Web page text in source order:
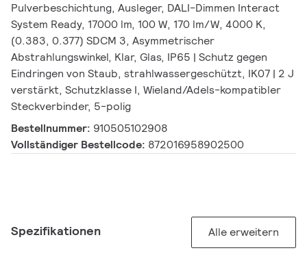
Pulverbeschichtung, Ausleger, DALI-Dimmen Interact
System Ready, 17000 lm, 100 W, 170 lm/W, 4000 K,
(0.383, 0.377) SDCM 3, Asymmetrischer
Abstrahlungswinkel, Klar, Glas, IP65 | Schutz gegen
Eindringen von Staub, strahlwassergeschützt, IK07 | 2 J
verstärkt, Schutzklasse I, Wieland/Adels-kompatibler
Steckverbinder, 5-polig
Bestellnummer: 910505102908
Vollständiger Bestellcode: 872016958902500
Spezifikationen Alle erweitern